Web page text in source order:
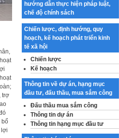
trợ
bổ
lợi
Quy định về nghiên cứu, ứng
dụng khoa học, công nghệ, đổi
mới sáng tạo và chuyển…
Quy định chi tiết và hướng dẫn
thi hành một số điều của Luật Lý
lịch tư…
Sửa đổi, bổ sung một số nội
dung tại Nghị quyết số 30/NQ-
CP ngày 24 tháng 02…
Ban hành Chương trình hành
động của Chính phủ thực hiện
Nghị quyết số 02-NQ/TW ngày
17…
hướng dẫn thực hiện pháp luật,
chế độ chính sách
Chiến lược, định hướng, quy
hoạch, kế hoạch phát triển kinh
tế xã hội
Chiến lược
Kế hoạch
Thông tin về dự án, hạng mục
đầu tư, đấu thầu, mua sắm công
Đấu thầu mua sắm công
Thông tin dự án
Thông tin hạng mục đầu tư